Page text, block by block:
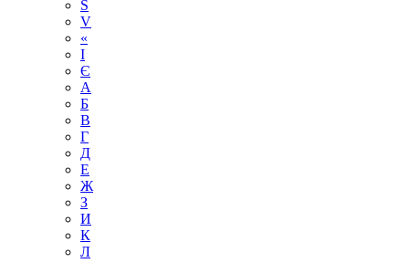
S
V
«
І
Є
А
Б
В
Г
Д
Е
Ж
З
И
К
Л